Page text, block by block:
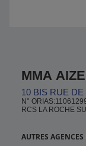
MMA
10 BIS RUE
N°
RCS LA ROCHE
AUTRES